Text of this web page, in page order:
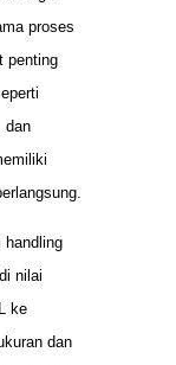
proses
penting
dan
handling
nilai
ke
dan